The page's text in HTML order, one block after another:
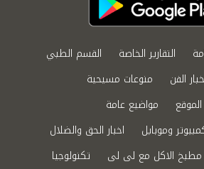
التقارير الخاصة
القسم الطبي
الفن
منوعات مسيحية
مواضيع عامة
وموبايل
اخبار الحق والضلال
مطبخ الاكل مع لى لى
تكنولوجيا